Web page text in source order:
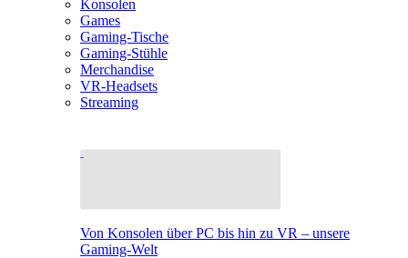
Konsolen
Games
Gaming-Tische
Gaming-Stühle
Merchandise
VR-Headsets
Streaming
Von Konsolen über PC bis hin zu VR – unsere
Gaming-Welt